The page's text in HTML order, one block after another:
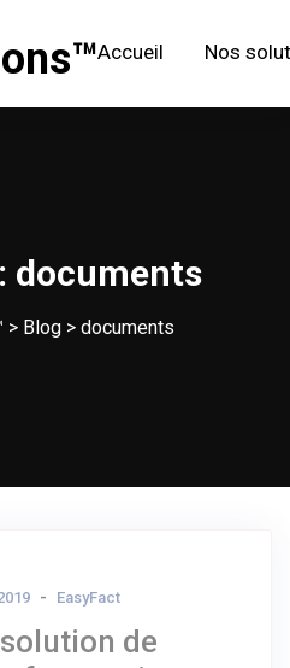
Accueil Nos
documents
> Blog> documents
EasyFact
de